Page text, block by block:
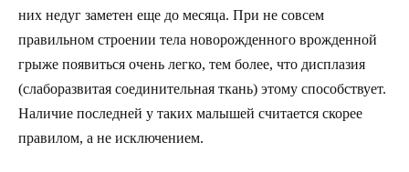
них недуг заметен еще до месяца. При не совсем
правильном строении тела новорожденного врожденной
грыже появиться очень легко, тем более, что дисплазия
(слаборазвитая соединительная ткань) этому способствует.
Наличие последней у таких малышей считается скорее
правилом, а не исключением.